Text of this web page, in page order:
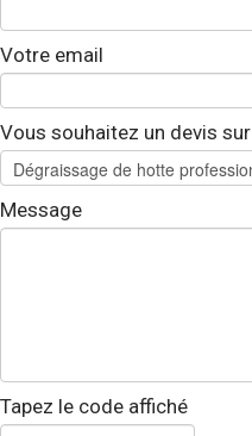
Votre email
Vous souhaitez un devis sur
Message
Tapez le code affiché